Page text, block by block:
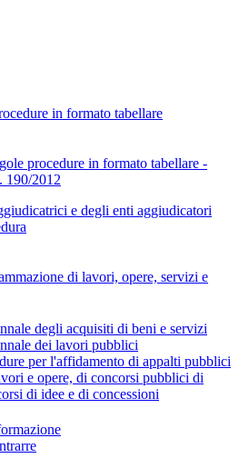
in formato tabellare
procedure in formato tabellare -
190/2012
e degli enti aggiudicatori
di lavori, opere, servizi e
degli acquisiti di beni e servizi
dei lavori pubblici
per l'affidamento di appalti pubblici
e opere, di concorsi pubblici di
di idee e di concessioni